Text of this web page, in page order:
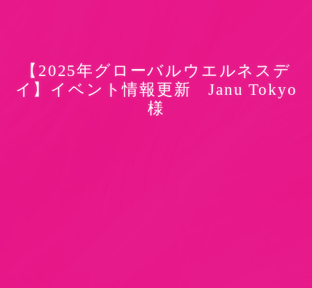
【2025年グローバルウエルネスデ
イ】イベント情報更新 Janu Tokyo
様